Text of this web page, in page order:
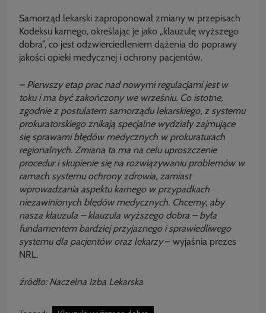
Samorząd lekarski zaproponował zmiany w przepisach
Kodeksu karnego, określając je jako „klauzulę wyższego
dobra”, co jest odzwierciedleniem dążenia do poprawy
jakości opieki medycznej i ochrony pacjentów.
– Pierwszy etap prac nad nowymi regulacjami jest w
toku i ma być zakończony we wrześniu. Co istotne,
zgodnie z postulatem samorządu lekarskiego, z systemu
prokuratorskiego znikają specjalne wydziały zajmujące
się sprawami błędów medycznych w prokuraturach
regionalnych. Zmiana ta ma na celu uproszczenie
procedur i skupienie się na rozwiązywaniu problemów w
ramach systemu ochrony zdrowia, zamiast
wprowadzania aspektu karnego w przypadkach
niezawinionych błędów medycznych. Chcemy, aby
nasza klauzula – klauzula wyższego dobra – była
fundamentem bardziej przyjaznego i sprawiedliwego
systemu dla pacjentów oraz lekarzy– wyjaśnia prezes
NRL.
źródło: Naczelna Izba Lekarska